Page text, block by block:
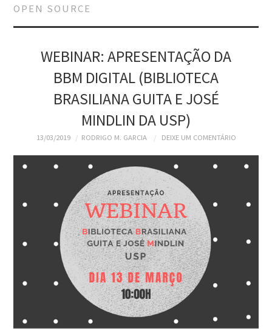
SITE DA BBM
BBM DIGITAL
WIKI SBD-BBM
ATLAS DOS VIAJANTES
OPEN SOURCE
WEBINAR: APRESENTAÇÃO DA
BBM DIGITAL (BIBLIOTECA
BRASILIANA GUITA E JOSÉ
MINDLIN DA USP)
13/03/2019 RODRIGO M. GARCIA DEIXE UM COMENTÁRIO